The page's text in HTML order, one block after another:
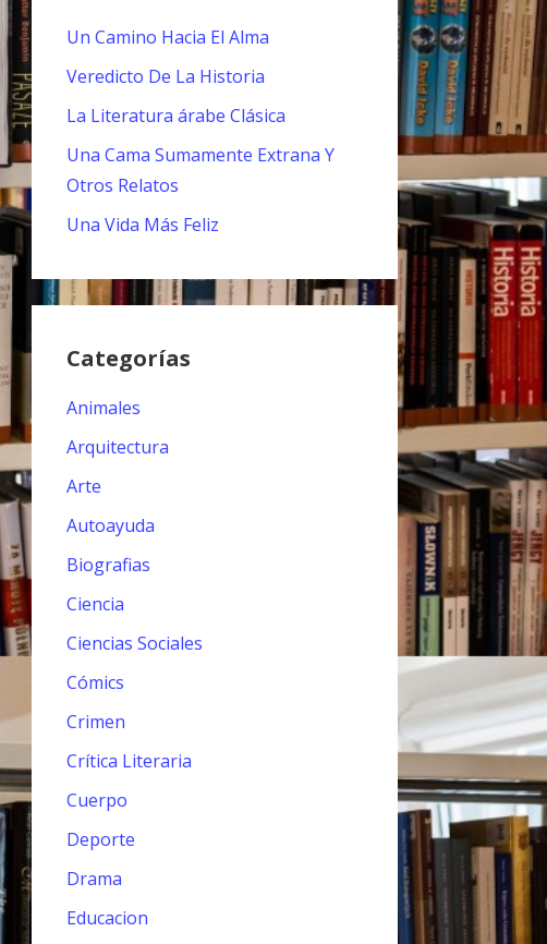
Un Camino Hacia El Alma
Veredicto De La Historia
La Literatura árabe Clásica
Una Cama Sumamente Extrana Y
Otros Relatos
Una Vida Más Feliz
Categorías
Animales
Arquitectura
Arte
Autoayuda
Biografias
Ciencia
Ciencias Sociales
Cómics
Crimen
Crítica Literaria
Cuerpo
Deporte
Drama
Educacion